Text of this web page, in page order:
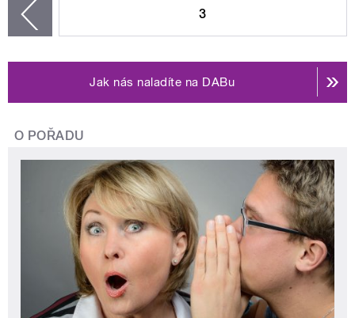
3
Jak nás naladíte na DABu
O POŘADU